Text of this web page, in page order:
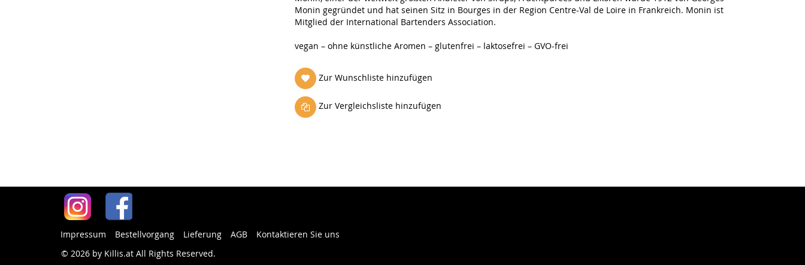
Monin gegründet und hat seinen Sitz in Bourges in der Region Centre-Val de Loire in Frankreich. Monin ist
Mitglied der International Bartenders Association.
vegan – ohne künstliche Aromen – glutenfrei – laktosefrei – GVO-frei
Zur Wunschliste hinzufügen
Zur Vergleichsliste hinzufügen
Impressum Bestellvorgang Lieferung AGB
Kontaktieren Sie uns
© 2026 by Killis.at All Rights Reserved.